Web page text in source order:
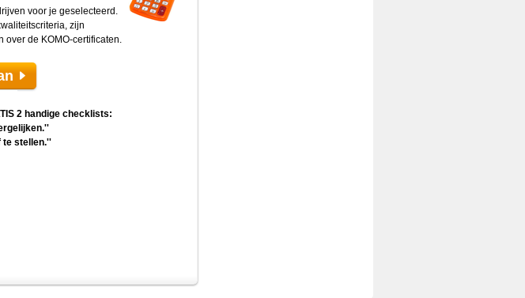
voor je geselecteerd.
zijn
over de KOMO-certificaten.
2 handige checklists:
te stellen.''